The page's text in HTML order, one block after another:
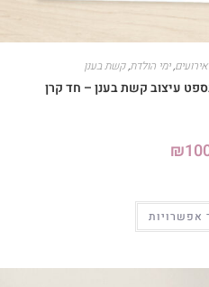
,ימי הולדת,קשת בענן
עיצוב קשת בענן – חד קרן
₪
אפשרויות